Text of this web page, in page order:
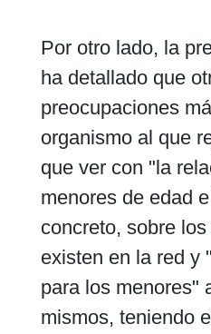
Por otro lado, la
ha detallado que
preocupaciones
organismo al que
que ver con "la
menores de edad
concreto, sobre
existen en la red y
para los menores"
mismos, teniendo